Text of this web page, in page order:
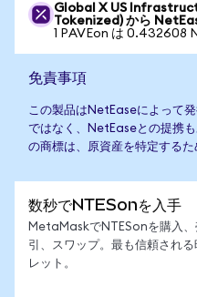
Global X US
Tokenized) から
1 PAVEon は 0.432608
免責事項
この製品はNetEaseによって
ではなく、NetEaseとの提携
の商標は、原資産を特定するた
数秒でNTESonを入手
MetaMaskでNTESonを購入、
引、スワップ。最も信頼される
レット。